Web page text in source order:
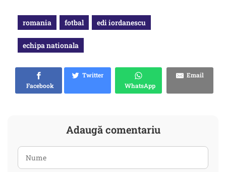
romania fotbal edi iordanescu
echipa nationala
Facebook
Twitter
WhatsApp
Email
Adaugă comentariu